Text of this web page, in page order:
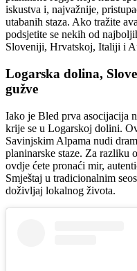
iskustva i, najvažnije,
utabanih staza. Ako tražite
podsjetite se nekih od
Sloveniji, Hrvatskoj, Italiji i
Logarska dolina,
gužve
Iako je Bled prva asocijacija
krije se u Logarskoj dolini.
Savinjskim Alpama nudi
planinarske staze. Za razliku
ovdje ćete pronaći mir,
Smještaj u tradicionalnim
doživljaj lokalnog života.